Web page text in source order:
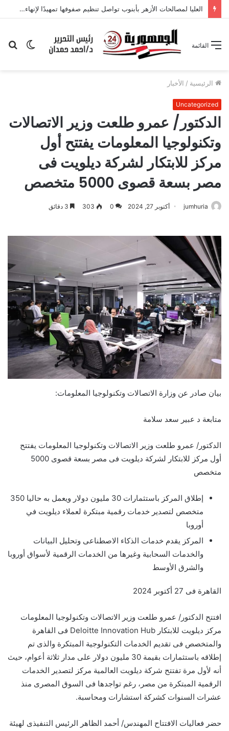
الوضع
القائمة
الرئيسية / الأخبار
Uncategorized
الدكتور/ عمرو طلعت وزير الاتصالات
وتكنولوجيا المعلومات يفتتح أول
مركز للابتكار لشركة ديلويت فى
مصر بسعة قصوى 5000 متخصص
jumhuria أكتوبر 27, 2024 0
303
بيان صادر عن وزارة الاتصالات وتكنولوجيا المعلومات:
متابعة د عبير سعد سلامة
الدكتور/ عمرو طلعت وزير الاتصالات وتكنولوجيا المعلومات يفتتح
أول مركز للابتكار لشركة ديلويت فى مصر بسعة قصوى 5000
متخصص
إطلاق المركز باستثمارات 30 مليون دولار ويعمل به حاليا 350
متخصص لتصدير خدمات رقمية مبتكرة لعملاء ديلويت في
أوروبا
المركز يقدم خدمات الذكاء الاصطناعى وتحليل البيانات
والخدمات السحابية وغيرها من الخدمات الرقمية لأسواق أوروبا
والشرق الأوسط
القاهرة فى 27 أكتوبر 2024
افتتح الدكتور/ عمرو طلعت وزير الاتصالات وتكنولوجيا المعلومات
مركز ديلويت للابتكار Deloitte Innovation Hub فى القاهرة
والمتخصص فى تقديم الخدمات التكنولوجية المبتكرة والذى تم
إطلاقه باستثمارات بقيمة 30 مليون دولار على مدار ثلاثة أعوام، حيث
أنه لأول مرة تفتتح شركة ديلويت العالمية مركز لتصدير الخدمات
الرقمية المبتكرة من مصر، رغم تواجدها فى السوق المصرى منذ
عشرات السنوات كشركة استشارات ومحاسبة.
حضر فعاليات الافتتاح المهندس/ أحمد الظاهر الرئيس التنفيذى لهيئة